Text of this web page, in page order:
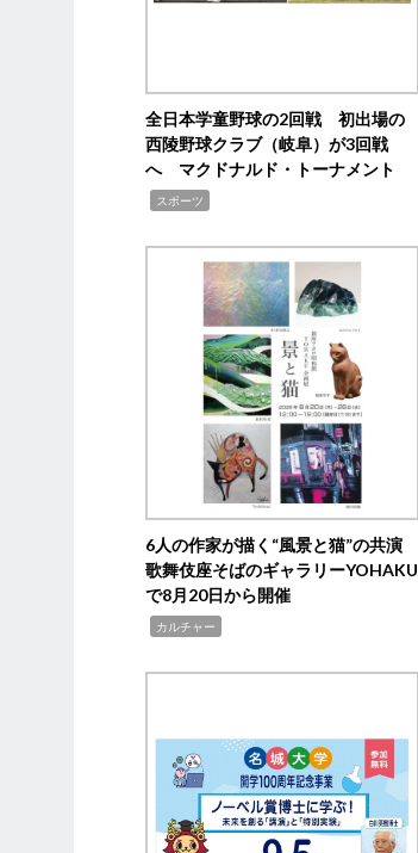
全日本学童野球の2回戦 初出場の
西陵野球クラブ（岐阜）が3回戦
へ マクドナルド・トーナメント
スポーツ
6人の作家が描く“風景と猫”の共演
歌舞伎座そばのギャラリーYOHAKU
で8月20日から開催
カルチャー